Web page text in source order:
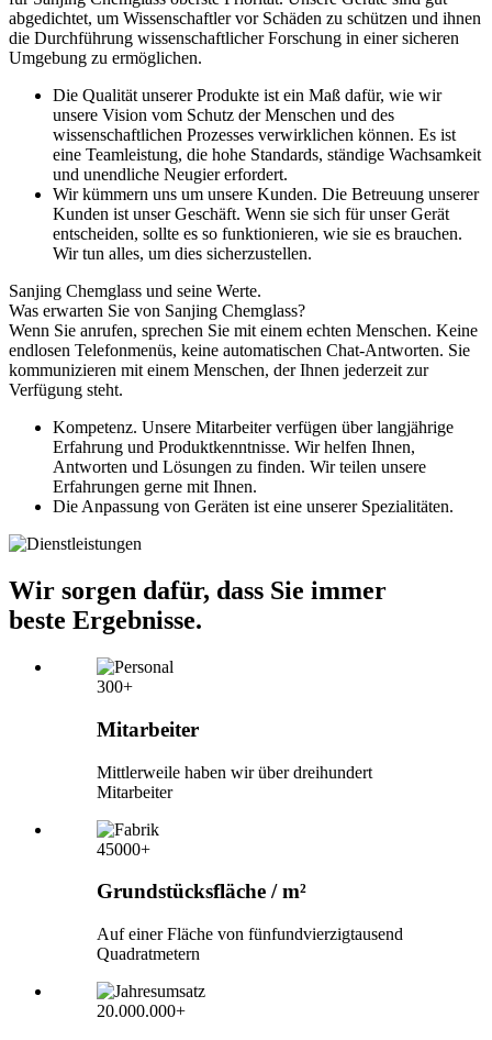
abgedichtet, um Wissenschaftler vor Schäden zu schützen und ihnen
die Durchführung wissenschaftlicher Forschung in einer sicheren
Umgebung zu ermöglichen.
Die Qualität unserer Produkte ist ein Maß dafür, wie wir
unsere Vision vom Schutz der Menschen und des
wissenschaftlichen Prozesses verwirklichen können. Es ist
eine Teamleistung, die hohe Standards, ständige Wachsamkeit
und unendliche Neugier erfordert.
Wir kümmern uns um unsere Kunden. Die Betreuung unserer
Kunden ist unser Geschäft. Wenn sie sich für unser Gerät
entscheiden, sollte es so funktionieren, wie sie es brauchen.
Wir tun alles, um dies sicherzustellen.
Sanjing Chemglass und seine Werte.
Was erwarten Sie von Sanjing Chemglass?
Wenn Sie anrufen, sprechen Sie mit einem echten Menschen. Keine
endlosen Telefonmenüs, keine automatischen Chat-Antworten. Sie
kommunizieren mit einem Menschen, der Ihnen jederzeit zur
Verfügung steht.
Kompetenz. Unsere Mitarbeiter verfügen über langjährige
Erfahrung und Produktkenntnisse. Wir helfen Ihnen,
Antworten und Lösungen zu finden. Wir teilen unsere
Erfahrungen gerne mit Ihnen.
Die Anpassung von Geräten ist eine unserer Spezialitäten.
Wir sorgen dafür, dass Sie immer
beste Ergebnisse.
300+
Mitarbeiter
Mittlerweile haben wir über dreihundert
Mitarbeiter
45000+
Grundstücksfläche / m²
Auf einer Fläche von fünfundvierzigtausend
Quadratmetern
20.000.000+